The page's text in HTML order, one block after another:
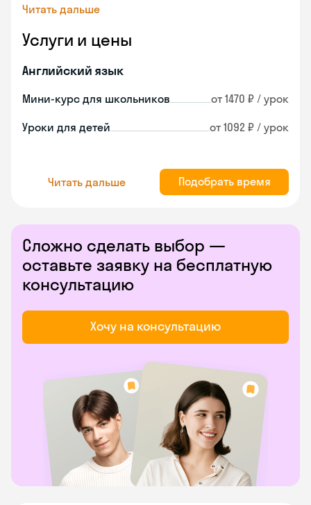
Читать дальше
Услуги и цены
Английский язык
Мини-курс для школьников от 1470 ₽ / урок
Уроки для детей от 1092 ₽ / урок
Читать дальше Подобрать время
Сложно сделать выбор —
оставьте заявку на бесплатную
консультацию
Хочу на консультацию